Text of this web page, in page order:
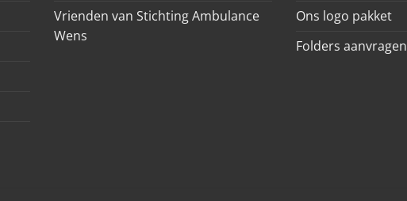
Vrienden van Stichting Ambulance
Wens
Ons logo pakket
Folders aanvragen